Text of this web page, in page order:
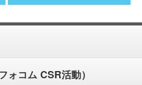
ォコム CSR活動）